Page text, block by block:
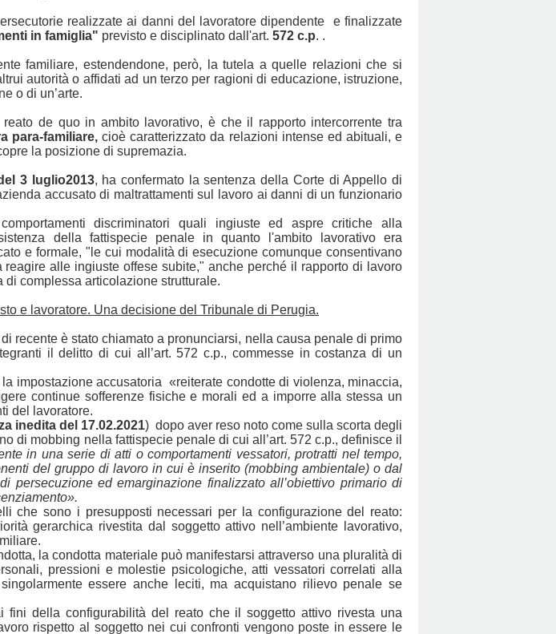
realizzate ai danni del lavoratore dipendente e finalizzate
in famiglia" previsto e disciplinato dall'art. 572 c.p. .
familiare, estendendone, però, la tutela a quelle relazioni che si
autorità o affidati ad un terzo per ragioni di educazione, istruzione,
o di un’arte.
de quo in ambito lavorativo, è che il rapporto intercorrente tra
para-familiare, cioè caratterizzato da relazioni intense ed abituali, e
la posizione di supremazia.
3 luglio2013, ha confermato la sentenza della Corte di Appello di
accusato di maltrattamenti sul lavoro ai danni di un funzionario
discriminatori quali ingiuste ed aspre critiche alla
della fattispecie penale in quanto l'ambito lavorativo era
e formale, "le cui modalità di esecuzione comunque consentivano
alle ingiuste offese subite," anche perché il rapporto di lavoro
complessa articolazione strutturale.
e lavoratore. Una decisione del Tribunale di Perugia.
di recente è stato chiamato a pronunciarsi, nella causa penale di primo
il delitto di cui all’art. 572 c.p., commesse in costanza di un
impostazione accusatoria «reiterate condotte di violenza, minaccia,
continue sofferenze fisiche e morali ed a imporre alla stessa un
del lavoratore.
inedita del 17.02.2021) dopo aver reso noto come sulla scorta degli
di mobbing nella fattispecie penale di cui all’art. 572 c.p., definisce il
in una serie di atti o comportamenti vessatori, protratti nel tempo,
del gruppo di lavoro in cui è inserito (mobbing ambientale) o dal
persecuzione ed emarginazione finalizzato all’obiettivo primario di
che sono i presupposti necessari per la configurazione del reato:
gerarchica rivestita dal soggetto attivo nell’ambiente lavorativo,
la condotta materiale può manifestarsi attraverso una pluralità di
pressioni e molestie psicologiche, atti vessatori correlati alla
essere anche leciti, ma acquistano rilievo penale se
della configurabilità del reato che il soggetto attivo rivesta una
rispetto al soggetto nei cui confronti vengono poste in essere le